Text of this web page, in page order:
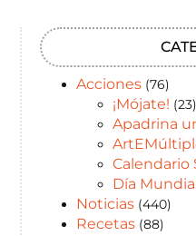
Acciones (76)
¡Mójate! (23)
Apadrina
Calendario
Día
Noticias (440)
Recetas (88)